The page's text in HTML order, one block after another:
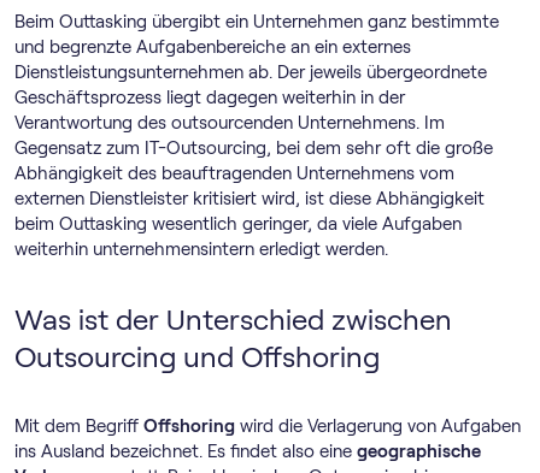
Beim Outtasking übergibt ein Unternehmen ganz bestimmte
und begrenzte Aufgabenbereiche an ein externes
Dienstleistungsunternehmen ab. Der jeweils übergeordnete
Geschäftsprozess liegt dagegen weiterhin in der
Verantwortung des outsourcenden Unternehmens. Im
Gegensatz zum IT-Outsourcing, bei dem sehr oft die große
Abhängigkeit des beauftragenden Unternehmens vom
externen Dienstleister kritisiert wird, ist diese Abhängigkeit
beim Outtasking wesentlich geringer, da viele Aufgaben
weiterhin unternehmensintern erledigt werden.
Was ist der Unterschied zwischen
Outsourcing und Offshoring
Mit dem Begriff Offshoring wird die Verlagerung von Aufgaben
ins Ausland bezeichnet. Es findet also eine geographische